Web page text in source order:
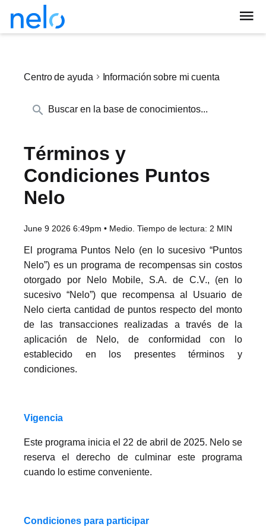
Centro de ayuda Información sobre mi cuenta
Términos y
Condiciones Puntos
Nelo
June 9 2026 6:49pm • Medio. Tiempo de lectura: 2 MIN
El programa Puntos Nelo (en lo sucesivo “Puntos
Nelo”) es un programa de recompensas sin costos
otorgado por Nelo Mobile, S.A. de C.V., (en lo
sucesivo “Nelo”) que recompensa al Usuario de
Nelo cierta cantidad de puntos respecto del monto
de las transacciones realizadas a través de la
aplicación de Nelo, de conformidad con lo
establecido en los presentes términos y
condiciones.
Vigencia
Este programa inicia el 22 de abril de 2025. Nelo se
reserva el derecho de culminar este programa
cuando lo estime conveniente.
Condiciones para participar